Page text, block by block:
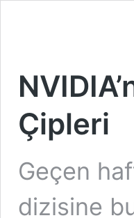
Çipleri
Geçen
dizisine